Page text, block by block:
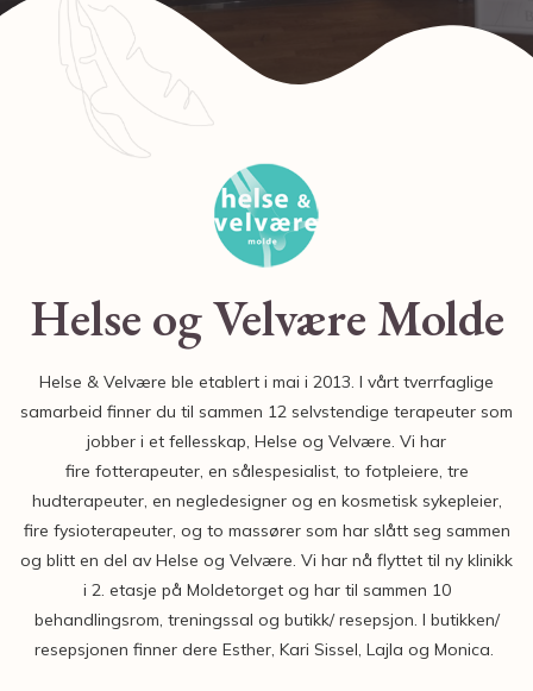
Helse og Velvære Molde
Helse & Velvære ble etablert i mai i 2013. I vårt tverrfaglige
samarbeid finner du til sammen 12 selvstendige terapeuter som
jobber i et fellesskap, Helse og Velvære. Vi har
fire fotterapeuter, en sålespesialist, to fotpleiere, tre
hudterapeuter, en negledesigner og en kosmetisk sykepleier,
fire fysioterapeuter, og to massører som har slått seg sammen
og blitt en del av Helse og Velvære. Vi har nå flyttet til ny klinikk
i 2. etasje på Moldetorget og har til sammen 10
behandlingsrom, treningssal og butikk/ resepsjon. I butikken/
resepsjonen finner dere Esther, Kari Sissel, Lajla og Monica.